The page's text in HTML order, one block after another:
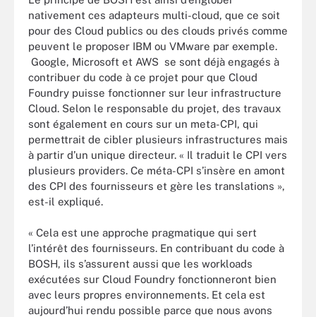
nativement ces adapteurs multi-cloud, que ce soit
pour des Cloud publics ou des clouds privés comme
peuvent le proposer IBM ou VMware par exemple.
Google, Microsoft et AWS se sont déjà engagés à
contribuer du code à ce projet pour que Cloud
Foundry puisse fonctionner sur leur infrastructure
Cloud. Selon le responsable du projet, des travaux
sont également en cours sur un meta-CPI, qui
permettrait de cibler plusieurs infrastructures mais
à partir d’un unique directeur. « Il traduit le CPI vers
plusieurs providers. Ce méta-CPI s’insère en amont
des CPI des fournisseurs et gère les translations »,
est-il expliqué.
« Cela est une approche pragmatique qui sert
l’intérêt des fournisseurs. En contribuant du code à
BOSH, ils s’assurent aussi que les workloads
exécutées sur Cloud Foundry fonctionneront bien
avec leurs propres environnements. Et cela est
aujourd’hui rendu possible parce que nous avons